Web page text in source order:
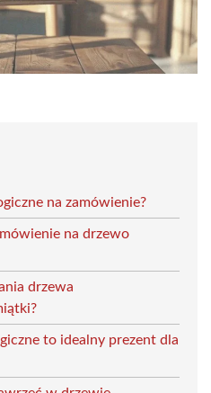
na zamówienie?
na drzewo
drzewa
to idealny prezent dla